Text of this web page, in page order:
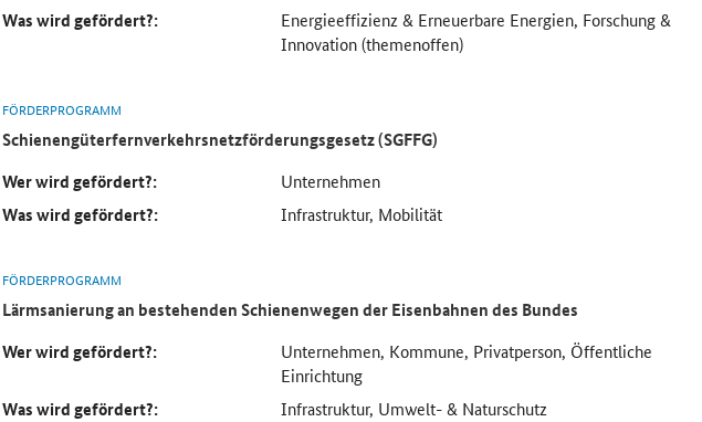
Was wird gefördert?:
Energieeffizienz & Erneuerbare Energien, Forschung &
Innovation (themenoffen)
FÖRDERPROGRAMM
Schienengüterfernverkehrsnetzförderungsgesetz (SGFFG)
Wer wird gefördert?:
Unternehmen
Was wird gefördert?: Infrastruktur, Mobilität
FÖRDERPROGRAMM
Lärmsanierung an bestehenden Schienenwegen der Eisenbahnen des Bundes
Wer wird gefördert?:
Unternehmen, Kommune, Privatperson, Öffentliche
Einrichtung
Was wird gefördert?: Infrastruktur, Umwelt- & Naturschutz